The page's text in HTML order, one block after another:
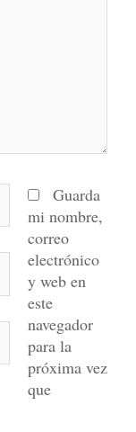
Guarda
mi nombre,
correo
electrónico
y web en
este
navegador
para la
próxima vez
que